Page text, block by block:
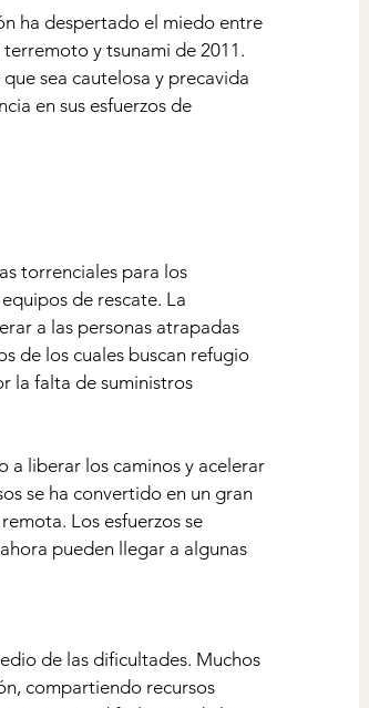
ha despertado el miedo entre
y tsunami de 2011.
sea cautelosa y precavida
en sus esfuerzos de
torrenciales para los
de rescate. La
a las personas atrapadas
de los cuales buscan refugio
la falta de suministros
a liberar los caminos y acelerar
se ha convertido en un gran
Los esfuerzos se
pueden llegar a algunas
de las dificultades. Muchos
compartiendo recursos